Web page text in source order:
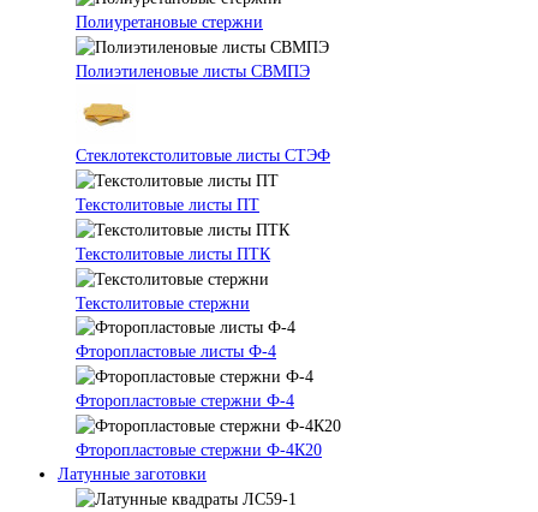
Полиуретановые стержни
Полиэтиленовые листы СВМПЭ
Стеклотекстолитовые листы СТЭФ
Текстолитовые листы ПТ
Текстолитовые листы ПТК
Текстолитовые стержни
Фторопластовые листы Ф-4
Фторопластовые стержни Ф-4
Фторопластовые стержни Ф-4К20
Латунные заготовки